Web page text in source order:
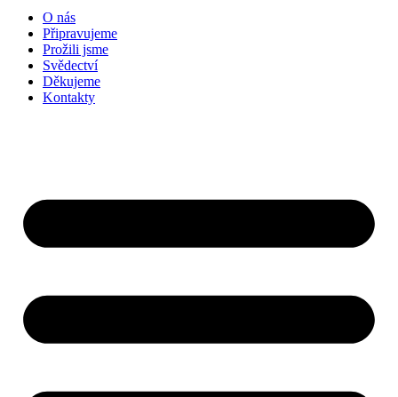
O nás
Připravujeme
Prožili jsme
Svědectví
Děkujeme
Kontakty